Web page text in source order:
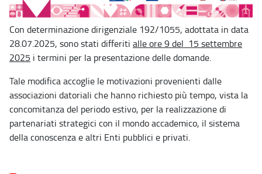
Con determinazione dirigenziale 192/1055, adottata in data
28.07.2025, sono stati differiti alle ore 9 del 15 settembre
2025 i termini per la presentazione delle domande.
Tale modifica accoglie le motivazioni provenienti dalle
associazioni datoriali che hanno richiesto più tempo, vista la
concomitanza del periodo estivo, per la realizzazione di
partenariati strategici con il mondo accademico, il sistema
della conoscenza e altri Enti pubblici e privati.